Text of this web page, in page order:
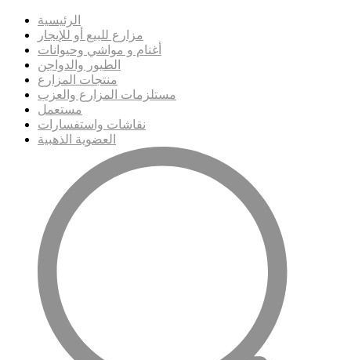
الرئيسية
مزارع للبيع أو للإيجار
أغنام و مواشي وحيوانات
الطيور والدواجن
منتجات المزارع
مستلزمات المزارع والعزب
مستعمل
نقاشات واستفسارات
العضوية الذهبية